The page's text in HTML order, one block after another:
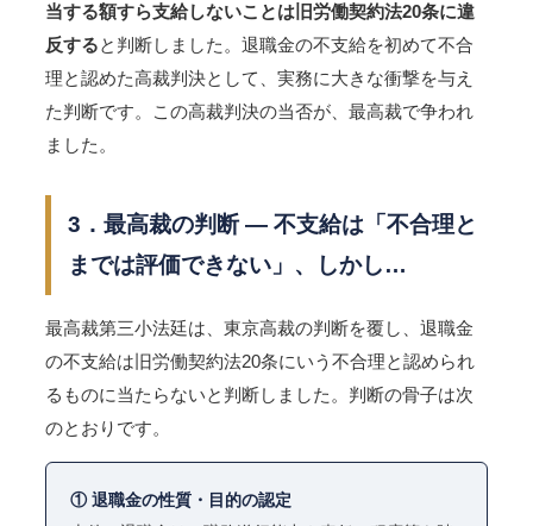
当する額すら支給しないことは旧労働契約法20条に違
反すると判断しました。退職金の不支給を初めて不合
理と認めた高裁判決として、実務に大きな衝撃を与え
た判断です。この高裁判決の当否が、最高裁で争われ
ました。
3．最高裁の判断 ― 不支給は「不合理と
までは評価できない」、しかし…
最高裁第三小法廷は、東京高裁の判断を覆し、退職金
の不支給は旧労働契約法20条にいう不合理と認められ
るものに当たらないと判断しました。判断の骨子は次
のとおりです。
① 退職金の性質・目的の認定